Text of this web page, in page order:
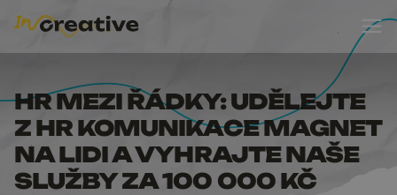
HR MEZI ŘÁDKY:
HR MEZI ŘÁDKY: UDĚLEJTE
Z HR KOMUNIKACE MAGNET
NA LIDI A VYHRAJTE NAŠE
SLUŽBY ZA 100 000 KČ